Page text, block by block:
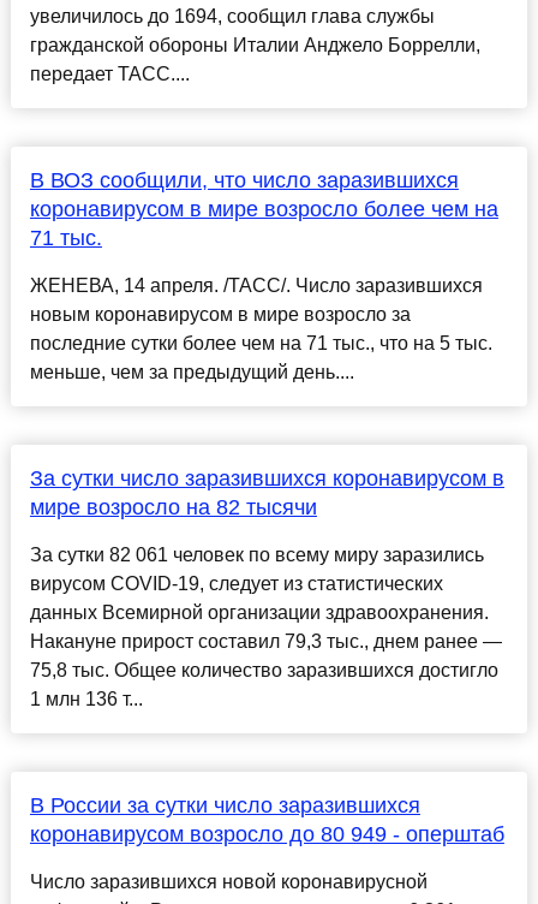
увеличилось до 1694, сообщил глава службы
гражданской обороны Италии Анджело Боррелли,
передает ТАСС....
В ВОЗ сообщили, что число заразившихся
коронавирусом в мире возросло более чем на
71 тыс.
ЖЕНЕВА, 14 апреля. /ТАСС/. Число заразившихся
новым коронавирусом в мире возросло за
последние сутки более чем на 71 тыс., что на 5 тыс.
меньше, чем за предыдущий день....
За сутки число заразившихся коронавирусом в
мире возросло на 82 тысячи
За сутки 82 061 человек по всему миру заразились
вирусом COVID-19, следует из статистических
данных Всемирной организации здравоохранения.
Накануне прирост составил 79,3 тыс., днем ранее —
75,8 тыс. Общее количество заразившихся достигло
1 млн 136 т...
В России за сутки число заразившихся
коронавирусом возросло до 80 949 - оперштаб
Число заразившихся новой коронавирусной